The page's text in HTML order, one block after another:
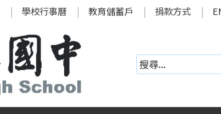
學校行事曆 教育儲蓄戶 捐款方式